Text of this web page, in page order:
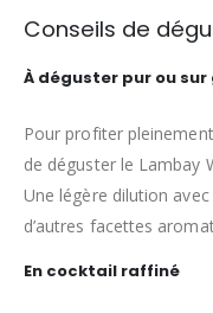
Conseils de
À déguster pur ou
Pour profiter
de déguster le Lambay
Une légère dilution
d’autres facettes
En cocktail raffiné